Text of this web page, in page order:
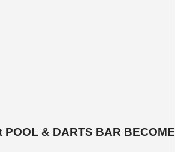
POOL & DARTS BAR BECOME